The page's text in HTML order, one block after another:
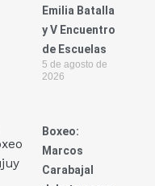
Emilia Batalla
y V Encuentro
de Escuelas
5 de agosto de
2026
Boxeo:
Marcos
Carabajal